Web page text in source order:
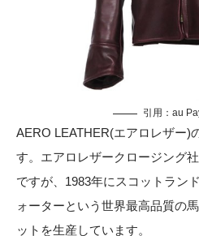
引用： au
AERO LEATHER(エアロレザー)
す。エアロレザークロージング
ですが、1983年にスコットラン
ォーターという世界最高品質の
ットを生産しています。